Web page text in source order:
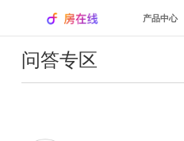
产品中心
问答专区